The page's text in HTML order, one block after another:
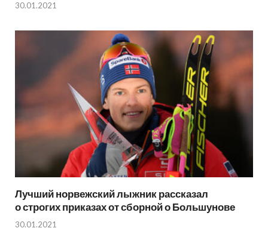
30.01.2021
Лучший норвежский лыжник рассказал
о строгих приказах от сборной о Большунове
30.01.2021